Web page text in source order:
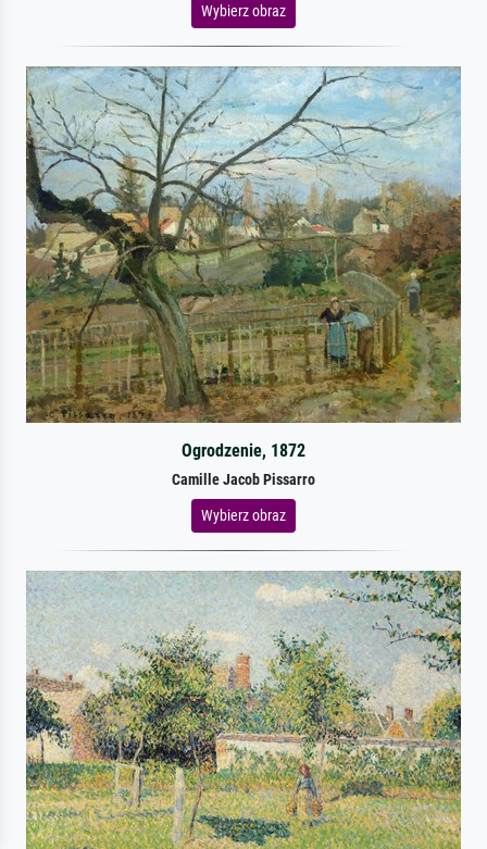
Wybierz obraz
Ogrodzenie, 1872
Camille Jacob Pissarro
Wybierz obraz